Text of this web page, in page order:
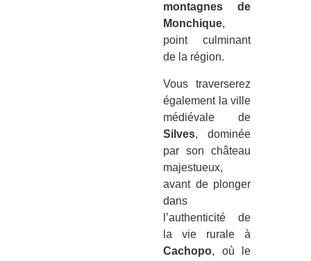
montagnes de
Monchique,
point culminant
de la région.
Vous traverserez
également la ville
médiévale de
Silves, dominée
par son château
majestueux,
avant de plonger
dans
l’authenticité de
la vie rurale à
Cachopo, où le